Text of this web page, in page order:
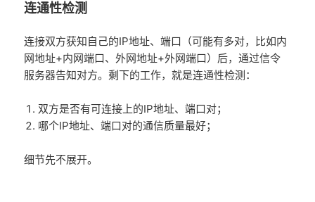
连通性检测
连接双方获知自己的IP地址、端口（可能有多对，比如内
网地址+内网端口、外网地址+外网端口）后，通过信令
服务器告知对方。剩下的工作，就是连通性检测：
双方是否有可连接上的IP地址、端口对；
哪个IP地址、端口对的通信质量最好；
细节先不展开。